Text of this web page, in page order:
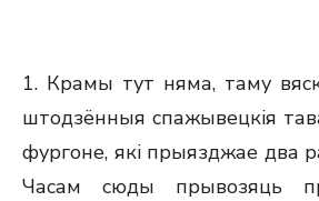
1. Крамы тут няма, таму
штодзённыя спажывецкія
фургоне, які прыязджае два
Часам сюды прывозяць